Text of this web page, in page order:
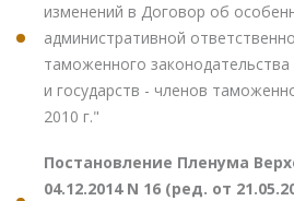
изменений в Договор об
административной
таможенного
и государств - членов
2010 г."
Постановление Пленума
04.12.2014 N 16 (ред. от